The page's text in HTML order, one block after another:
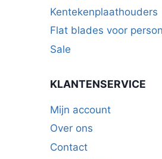
Kentekenplaathouders
Flat blades voor
Sale
KLANTENSERVICE
Mijn account
Over ons
Contact